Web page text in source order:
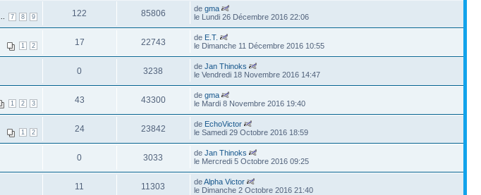
7 8 9 122 85806 degma
le Lundi 26 Décembre 2016 22:06
1 2 17 22743 de E.T.
le Dimanche 11 Décembre 2016 10:55
0 3238 deJan Thinoks
le Vendredi 18 Novembre 2016 14:47
1 2 3 43 43300 degma
le Mardi 8 Novembre 2016 19:40
1 2 24 23842 de EchoVictor
le Samedi 29 Octobre 2016 18:59
0 3033 deJan Thinoks
le Mercredi 5 Octobre 2016 09:25
11 11303 deAlpha Victor
le Dimanche 2 Octobre 2016 21:40